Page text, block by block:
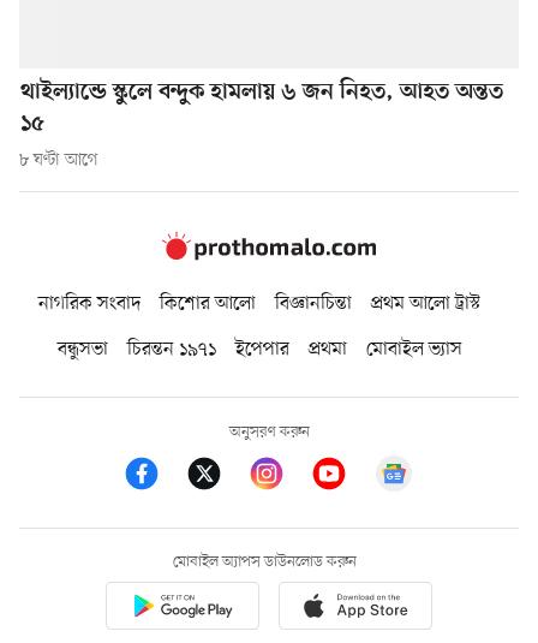
থাইল্যান্ডে স্কুলে বন্দুক হামলায় ৬ জন নিহত, আহত অন্তত
১৫
৮ ঘণ্টা আগে
নাগরিক সংবাদ কিশোর আলো বিজ্ঞানচিন্তা
প্রথম আলো ট্রাস্ট
বন্ধুসভা
চিরন্তন ১৯৭১ ইপেপার প্রথমা মোবাইল ভ্যাস
অনুসরণ করুন
মোবাইল অ্যাপস ডাউনলোড করুন